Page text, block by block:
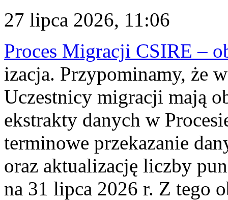
27 lipca 2026, 11:06
Proces Migracji CSIRE –
izacja. Przypominamy, że
Uczestnicy migracji mają
ekstrakty danych w
terminowe przekazanie
oraz aktualizację liczby
na 31 lipca 2026 r. Z tego